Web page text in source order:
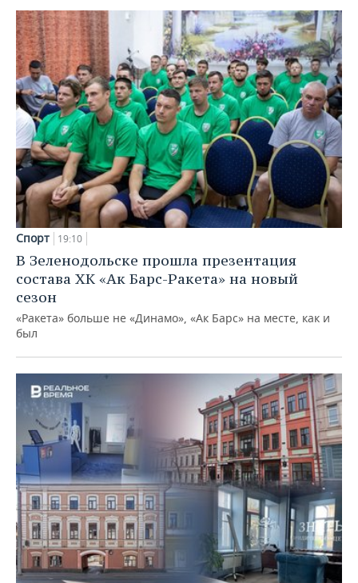
Спорт 19:10
В Зеленодольске прошла презентация
состава ХК «Ак Барс-Ракета» на новый
сезон
«Ракета» больше не «Динамо», «Ак Барс» на месте, как и
был